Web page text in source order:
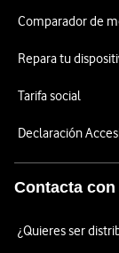
Comparador de
Repara tu
Tarifa social
Declaración
Contacta
¿Quieres ser